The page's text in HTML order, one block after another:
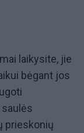
laikysite, jie
bėgant jos
prieskonių